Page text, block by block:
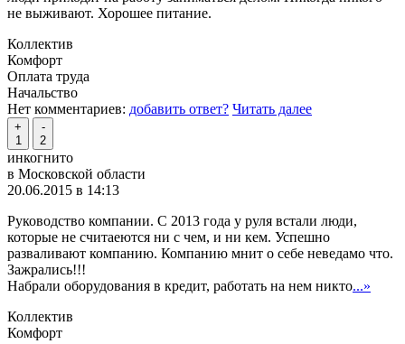
не выживают. Хорошее питание.
Коллектив
Комфорт
Оплата труда
Начальство
Нет комментариев: добавить ответ? Читать далее
+
1
-
2
инкогнито
в Московской области
20.06.2015 в 14:13
Руководство компании. С 2013 года у руля встали люди,
которые не считаеются ни с чем, и ни кем. Успешно
разваливают компанию. Компанию мнит о себе неведамо что.
Зажрались!!!
Набрали оборудования в кредит, работать на нем никто...»
Коллектив
Комфорт